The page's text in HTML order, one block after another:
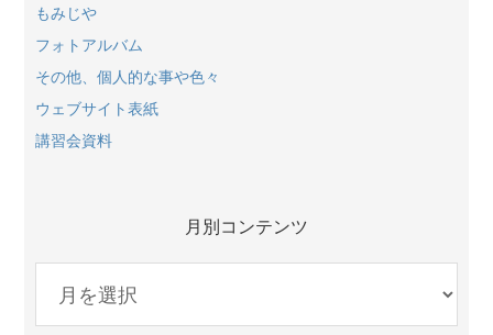
もみじや
フォトアルバム
その他、個人的な事や色々
ウェブサイト表紙
講習会資料
月別コンテンツ
コ